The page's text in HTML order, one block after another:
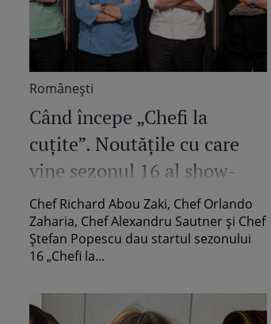
Româneşti
Când începe „Chefi la
cuțite”. Noutățile cu care
vine sezonul 16 al show-
ului culinar
Chef Richard Abou Zaki, Chef Orlando
Zaharia, Chef Alexandru Sautner și Chef
Ștefan Popescu dau startul sezonului
16 „Chefi la...